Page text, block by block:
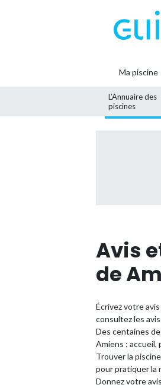
Ma piscine
L’Annuaire des
piscines
Avis
de
Écrivez votre
consultez les
Des centaines
Amiens :
Trouver la
pour pratiquer la
Donnez votre